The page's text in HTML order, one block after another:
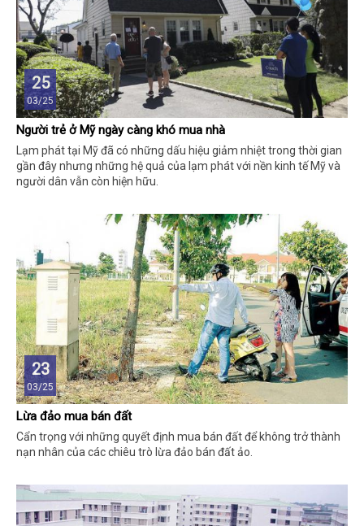
25
03/25
Người trẻ ở Mỹ ngày càng khó mua nhà
Lạm phát tại Mỹ đã có những dấu hiệu giảm nhiệt trong thời gian
gần đây nhưng những hệ quả của lạm phát với nền kinh tế Mỹ và
người dân vẫn còn hiện hữu.
23
03/25
Lừa đảo mua bán đất
Cẩn trọng với những quyết định mua bán đất để không trở thành
nạn nhân của các chiêu trò lừa đảo bán đất ảo.